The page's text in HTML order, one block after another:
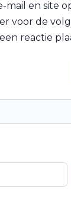
mail en site
voor de
reactie